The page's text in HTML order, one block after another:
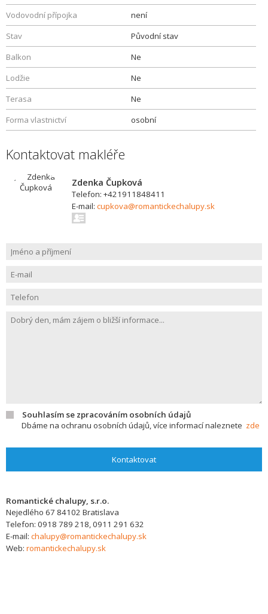
Vodovodní přípojka
není
Stav
Původní stav
Balkon
Ne
Lodžie
Ne
Terasa
Ne
Forma vlastnictví
osobní
Kontaktovat makléře
Zdenka Čupková
Telefon: +421911848411
E-mail: cupkova@romantickechalupy.sk
Souhlasím se zpracováním osobních údajů
Dbáme na ochranu osobních údajů, více informací naleznete zde
Kontaktovat
Romantické chalupy, s.r.o.
Nejedlého 67 84102 Bratislava
Telefon: 0918 789 218, 0911 291 632
E-mail: chalupy@romantickechalupy.sk
Web: romantickechalupy.sk